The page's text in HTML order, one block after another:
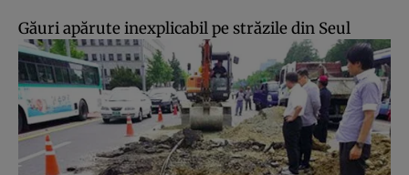
Găuri apărute inexplicabil pe străzile din Seul